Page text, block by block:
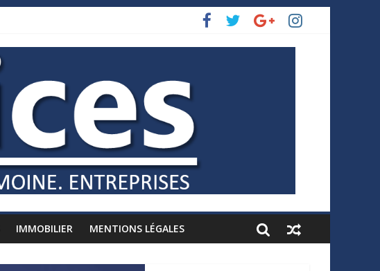
IMMOBILIER MENTIONS LÉGALES